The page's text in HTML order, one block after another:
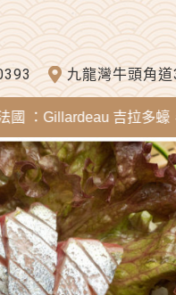
九龍灣牛頭角
吉拉多蠔，